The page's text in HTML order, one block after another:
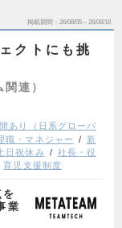
掲載期間 26/08/05～26/08/18
クトにも挑
連）
あり（日系グローバ
職・マネジャー
新
日祝休み
社長・役
育児支援制度
業